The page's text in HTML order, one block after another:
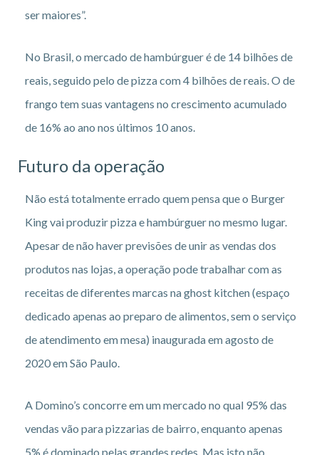
ser maiores”.
No Brasil, o mercado de hambúrguer é de 14 bilhões de
reais, seguido pelo de pizza com 4 bilhões de reais. O de
frango tem suas vantagens no crescimento acumulado
de 16% ao ano nos últimos 10 anos.
Futuro da operação
Não está totalmente errado quem pensa que o Burger
King vai produzir pizza e hambúrguer no mesmo lugar.
Apesar de não haver previsões de unir as vendas dos
produtos nas lojas, a operação pode trabalhar com as
receitas de diferentes marcas na ghost kitchen (espaço
dedicado apenas ao preparo de alimentos, sem o serviço
de atendimento em mesa) inaugurada em agosto de
2020 em São Paulo.
A Domino’s concorre em um mercado no qual 95% das
vendas vão para pizzarias de bairro, enquanto apenas
5% é dominado pelas grandes redes. Mas isto não